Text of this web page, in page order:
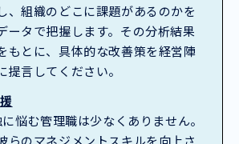
、組織のどこに課題があるのかを
ータで把握します。その分析結果
もとに、具体的な改善策を経営陣
提言してください。
悩む管理職は少なくありません。
らのマネジメントスキルを向上さ